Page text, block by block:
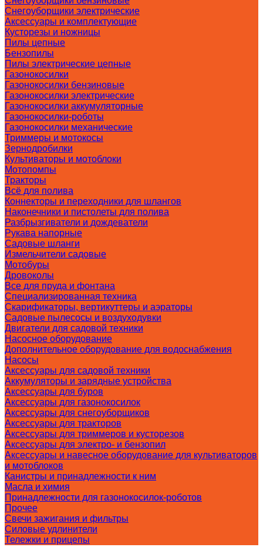
Снегоуборщики электрические
Аксессуары и комплектующие
Кусторезы и ножницы
Пилы цепные
Бензопилы
Пилы электрические цепные
Газонокосилки
Газонокосилки бензиновые
Газонокосилки электрические
Газонокосилки аккумуляторные
Газонокосилки-роботы
Газонокосилки механические
Триммеры и мотокосы
Зернодробилки
Культиваторы и мотоблоки
Мотопомпы
Тракторы
Всё для полива
Коннекторы и переходники для шлангов
Наконечники и пистолеты для полива
Разбрызгиватели и дождеватели
Рукава напорные
Садовые шланги
Измельчители садовые
Мотобуры
Дровоколы
Все для пруда и фонтана
Специализированная техника
Скарификаторы, вертикуттеры и аэраторы
Садовые пылесосы и воздуходувки
Двигатели для садовой техники
Насосное оборудование
Дополнительное оборудование для водоснабжения
Насосы
Аксессуары для садовой техники
Аккумуляторы и зарядные устройства
Аксессуары для буров
Аксессуары для газонокосилок
Аксессуары для снегоуборщиков
Аксессуары для тракторов
Аксессуары для триммеров и кусторезов
Аксессуары для электро- и бензопил
Аксессуары и навесное оборудование для культиваторов
и мотоблоков
Канистры и принадлежности к ним
Масла и химия
Принадлежности для газонокосилок-роботов
Прочее
Свечи зажигания и фильтры
Силовые удлинители
Тележки и прицепы